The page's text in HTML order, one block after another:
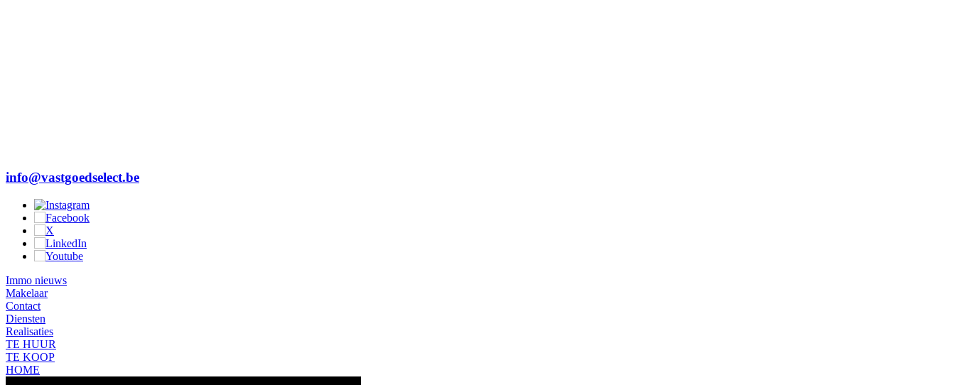
info@vastgoedselect.be
Immo nieuws
Makelaar
Contact
Diensten
Realisaties
TE HUUR
TE KOOP
HOME